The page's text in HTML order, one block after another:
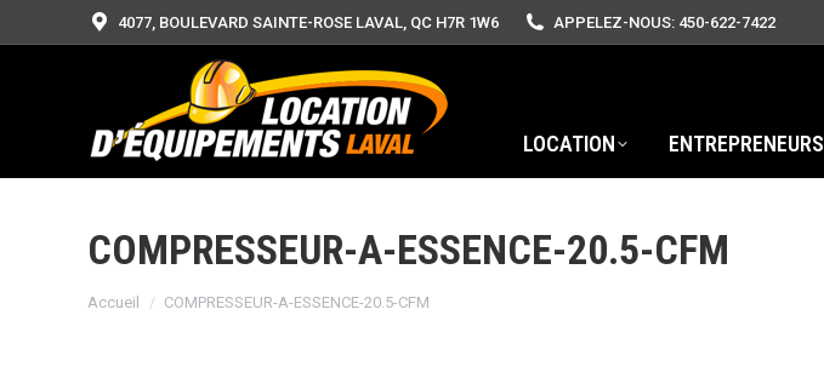
4077, BOULEVARD SAINTE-ROSE LAVAL, QC H7R 1W6 APPELEZ-NOUS: 450-622-7422
LOCATION ENTREPRENEURS
COMPRESSEUR-A-ESSENCE-20.5-CFM
Vous êtes ici :
Accueil COMPRESSEUR-A-ESSENCE-20.5-CFM